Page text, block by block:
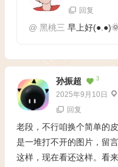
回复
@ 黑桃三 早上好
孙振超 3
2025年9月10日
回复
老段，不行咱换个简单的
是一堆打不开的图片，留
这样，现在看还这样。看